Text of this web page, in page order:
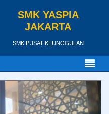
SMK YASPIA
JAKARTA
SMK PUSAT KEUNGGULAN